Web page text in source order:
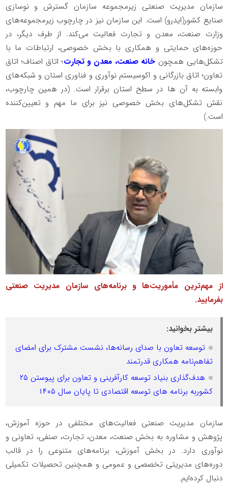
سازمان مدیریت صنعتی زیرمجموعه سازمان گسترش و نوسازی
صنایع کشور(ایدرو) است. این سازمان نیز در چارچوب زیرمجموعه‌های
وزارت صنعت، معدن و تجارت فعالیت می‌کند. از طرف دیگر، در
حوزه‌های حمایتی و همکاری با بخش خصوصی، ارتباطات ما با
تشکل‌هایی همچون خانه صنعت، معدن و تجارت؛ اتاق اصناف؛ اتاق
تعاون؛ اتاق بازرگانی و اکوسیستم نوآوری و فناوری استان و شبکه‌های
وابسته به آن ها در سطح استان برقرار است. (در همین چارچوب،
نقش تشکل‌های بخش خصوصی نیز برای ما مهم و تعیین‌کننده
است.)
از مهم‌ترین مأموریت‌ها و برنامه‌های سازمان مدیریت صنعتی
بفرمایید.
بیشتر بخوانید:
توسعه تعاون با صدای رسانه‌ها، نشست مشترک برای امضای
تفاهم‌نامه همکاری قدرتمند
هدف‌گذاری بنیاد توسعه کارآفرینی و تعاون برای پیوستن ۲۵
کشوربه برنامه های توسعه اقتصادی تا پایان سال ۱۴۰۵
سازمان مدیریت صنعتی فعالیت‌های مختلفی در حوزه آموزش،
پژوهش و مشاوره به بخش صنعت، معدن، تجارت، صنفی، تعاونی و
نوآوری دارد. در بخش آموزش، برنامه‌های متنوعی را در قالب
دوره‌های مدیریتی تخصصی و عمومی و همچنین تحصیلات تکمیلی
دنبال کرده‌ایم.